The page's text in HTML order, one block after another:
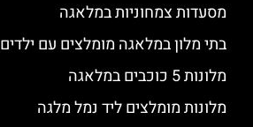
מסעדות צמחוניות במלאגה
בתי מלון במלאגה מומלצים עם ילדים
מלונות 5 כוכבים במלאגה
מלונות מומלצים ליד נמל מלגה